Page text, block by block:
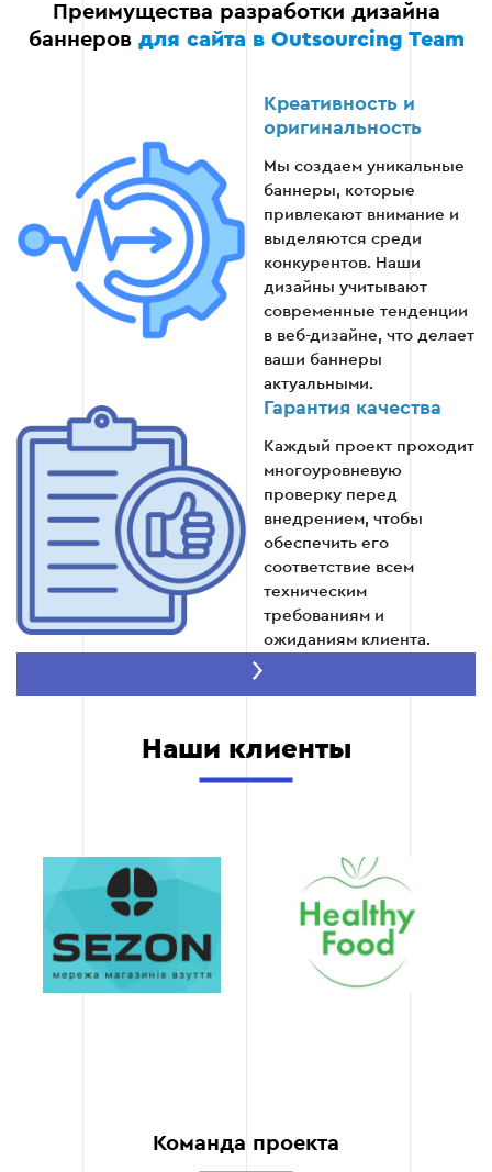
Этап 4
Этап 5: Анализ эффективности
После запуска баннера проводится анализ его
эффективности. Оценивается количество
кликов, конверсий и другие ключевые
показатели.
Оптимизация для улучшения показателей.
Этап 5
Преимущества разработки дизайна
баннеров для сайта в Outsourcing Team
Креативность и
оригинальность
Мы создаем уникальные
баннеры, которые
привлекают внимание и
выделяются среди
конкурентов. Наши
дизайны учитывают
современные тенденции
в веб-дизайне, что делает
ваши баннеры
актуальными.
Гарантия качества
Каждый проект проходит
многоуровневую
проверку перед
внедрением, чтобы
обеспечить его
соответствие всем
техническим
требованиям и
ожиданиям клиента.
выполнения
Благодаря отлаженным
в минимальные сроки.
Доступные цены
Мы предлагаем
качественные услуги по
Адаптивность
Наши клиенты
Команда проекта